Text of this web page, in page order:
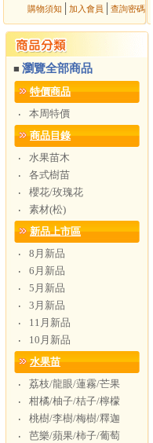
購物須知 加入會員 查詢密碼
■ 瀏覽全部商品
特價商品
‧
本周特價
商品目錄
‧
水果苗木
‧
各式樹苗
‧
櫻花/玫瑰花
‧
素材(松)
新品上市區
‧
8月新品
‧
6月新品
‧
5月新品
‧
3月新品
‧
11月新品
‧
10月新品
水果苗
‧
荔枝/龍眼/蓮霧/芒果
‧
柑橘/柚子/桔子/檸檬
‧
桃樹/李樹/梅樹/釋迦
‧
芭樂/蘋果/柿子/葡萄